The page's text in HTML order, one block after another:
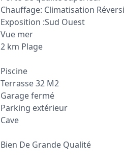
Chauffage: Climatisation
Exposition :Sud Ouest
Vue mer
2 km Plage
Piscine
Terrasse 32 M2
Garage fermé
Parking extérieur
Cave
Bien De Grande Qualité